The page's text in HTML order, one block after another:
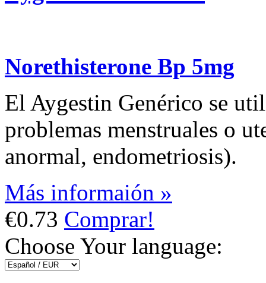
Norethisterone Bp 5mg
El Aygestin Genérico se
problemas menstruales o
anormal, endometriosis).
Más informaión »
€0.73 Comprar!
Choose Your language: